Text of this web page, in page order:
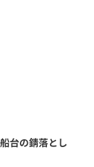
台の錆落とし